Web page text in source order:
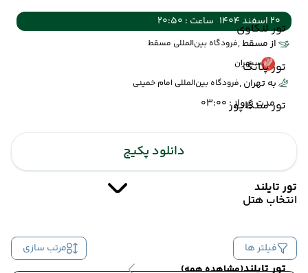
تور لنکاوی
تور پنانگ
تور سنگاپور
تور تایلند
تور تایلند(مشاهده همه)
20 اسفند 1404
ساعت : 20:50
از مسقط ,فرودگاه بین‌المللی مسقط
سپهران
به تهران ,فرودگاه بین‌المللی امام خمینی
مدت پرواز : 03:00
دانلود پکیج
انتخاب هتل
فیلتر ها مرتب سازی